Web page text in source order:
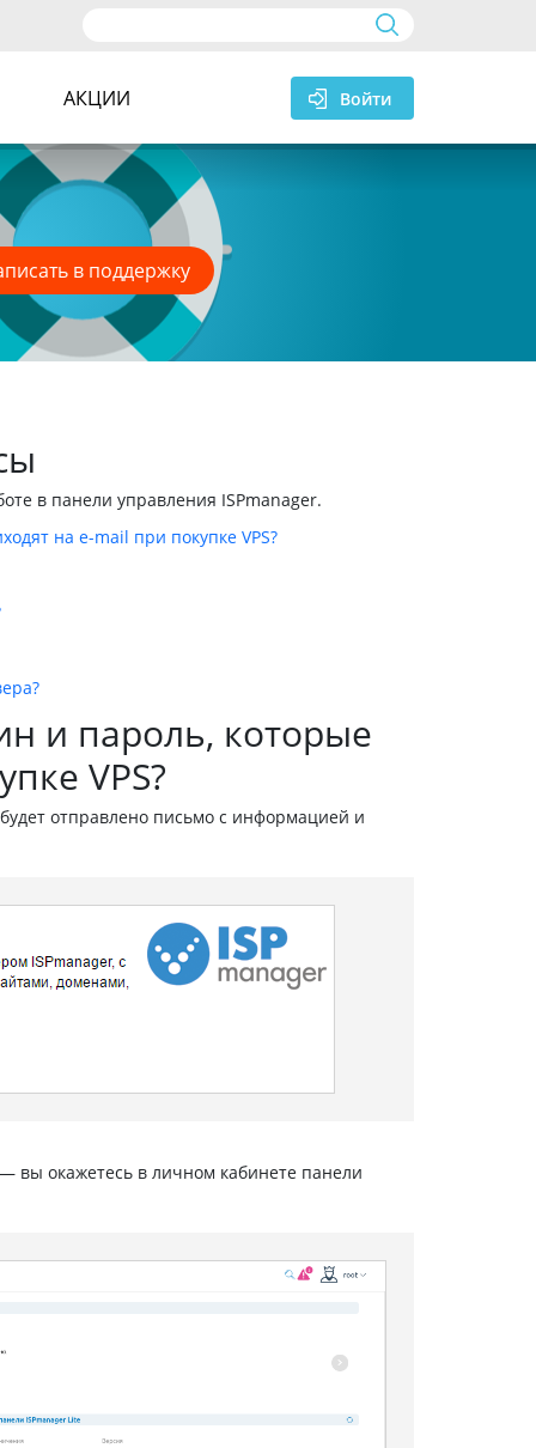
АКЦИИ Войти
в поддержку
в панели управления ISPmanager.
на e-mail при покупке VPS?
и пароль, которые
VPS?
отправлено письмо с информацией и
вы окажетесь в личном кабинете панели